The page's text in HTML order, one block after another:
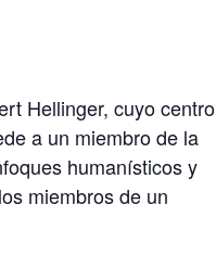
Hellinger, cuyo centro
a un miembro de la
humanísticos y
miembros de un